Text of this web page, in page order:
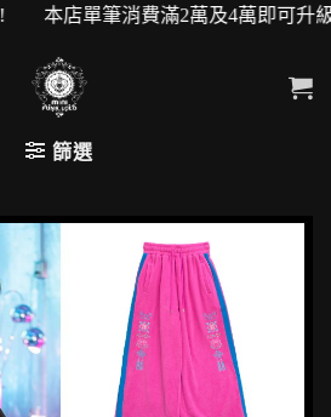
2萬及4萬即可升級VIP會員! 若
篩選